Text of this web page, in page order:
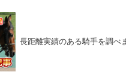
長距離実績のある騎手を調べ